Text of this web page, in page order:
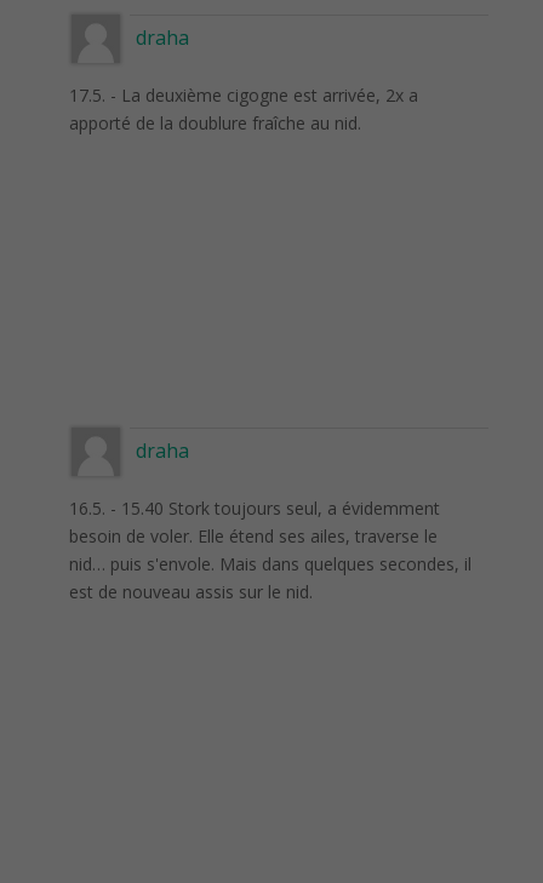
draha
17.5. - La deuxième cigogne est arrivée, 2x a
apporté de la doublure fraîche au nid.
draha
16.5. - 15.40 Stork toujours seul, a évidemment
besoin de voler. Elle étend ses ailes, traverse le
nid… puis s'envole. Mais dans quelques secondes, il
est de nouveau assis sur le nid.